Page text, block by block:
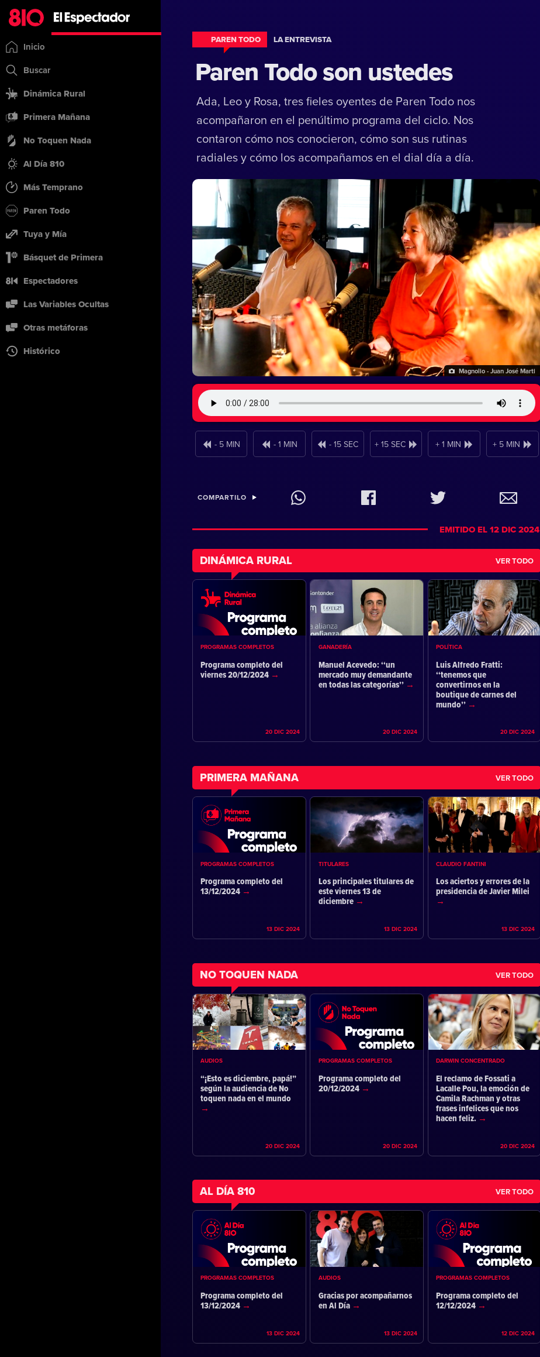
Inicio
Buscar
Dinámica Rural
Primera Mañana
No Toquen Nada
Al Día 810
Más Temprano
Paren Todo
Tuya y Mía
Básquet de Primera
Espectadores
Las Variables Ocultas
Otras metáforas
Histórico
PAREN TODO LA ENTREVISTA
Paren Todo son ustedes
Ada, Leo y Rosa, tres fieles oyentes de Paren Todo nos
acompañaron en el penúltimo programa del ciclo. Nos
contaron cómo nos conocieron, cómo son sus rutinas
radiales y cómo los acompañamos en el dial día a día.
- 5 MIN - 1 MIN - 15 SEC + 15 SEC + 1 MIN + 5 MIN
Magnolio - Juan José Marti
COMPARTILO
EMITIDO EL 12 DIC 2024
DINÁMICA RURAL VER TODO
PROGRAMAS COMPLETOS
Programa completo del
viernes 20/12/2024
20 DIC 2024
GANADERÍA
Manuel Acevedo: ‘‘un
mercado muy demandante
en todas las categorías’’
20 DIC 2024
POLÍTICA
Luis Alfredo Fratti:
‘‘tenemos que
convertirnos en la
boutique de carnes del
mundo’’
20 DIC 2024
PRIMERA MAÑANA VER TODO
PROGRAMAS COMPLETOS
Programa completo del
13/12/2024
13 DIC 2024
TITULARES
Los principales titulares de
este viernes 13 de
diciembre
13 DIC 2024
CLAUDIO FANTINI
Los aciertos y errores de la
presidencia de Javier Milei
13 DIC 2024
NO TOQUEN NADA VER TODO
AUDIOS
“¡Esto es diciembre, papá!”
según la audiencia de No
toquen nada en el mundo
20 DIC 2024
PROGRAMAS COMPLETOS
Programa completo del
20/12/2024
20 DIC 2024
DARWIN CONCENTRADO
El reclamo de Fossati a
Lacalle Pou, la emoción de
Camila Rachman y otras
frases infelices que nos
hacen feliz.
20 DIC 2024
AL DÍA 810 VER TODO
PROGRAMAS COMPLETOS
Programa completo del
13/12/2024
13 DIC 2024
AUDIOS
Gracias por acompañarnos
en Al Día
13 DIC 2024
PROGRAMAS COMPLETOS
Programa completo del
12/12/2024
12 DIC 2024